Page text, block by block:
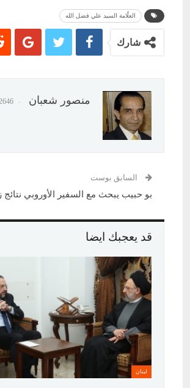
العلّامة السيد علي فضل الله
شارك
منصور شعبان 2646
السابق بوست
بو حبيب يبحث مع السفير الأوروبي نتائج
قد يعجبك ايضا
لبنان